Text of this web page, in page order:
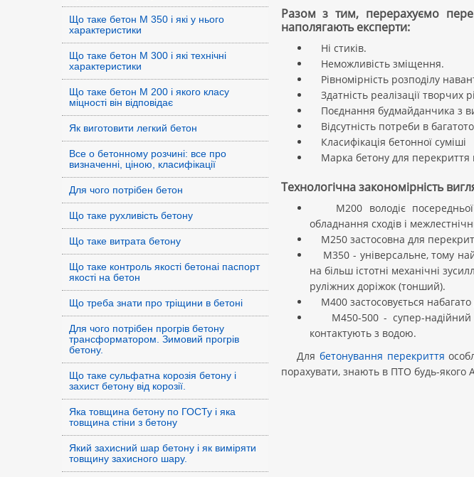
Що таке бетон М 350 і які у нього
характеристики
Що таке бетон М 300 і які технічні
характеристики
Що таке бетон М 200 і якого класу
міцності він відповідає
Як виготовити легкий бетон
Все о бетонному розчині: все про
визначенні, ціною, класифікації
Для чого потрібен бетон
Що таке рухливість бетону
Що таке витрата бетону
Що таке контроль якості бетонаі паспорт
якості на бетон
Що треба знати про тріщини в бетоні
Для чого потрібен прогрів бетону
трансформатором. Зимовий прогрів
бетону.
Що таке сульфатна корозія бетону і
захист бетону від корозії.
Яка товщина бетону по ГОСТу і яка
товщина стіни з бетону
Який захисний шар бетону і як виміряти
товщину захисного шару.
Разом з тим, перерахуємо
наполягають експерти:
Ні стиків.
Неможливість зміщення.
Рівномірність розподілу
Здатність реалізації творчих
Поєднання будмайданчика з
Відсутність потреби в
Класифікація бетонної суміші
Марка бетону для перекриття
Технологічна закономірність
М200 володіє посередньої
обладнання сходів і
М250 застосовна для
М350 - універсальне, тому
на більш істотні механічні
руліжних доріжок (тонший).
М400 застосовується
М450-500 - супер-надійний
контактують з водою.
Для бетонування перекриття
порахувати, знають в ПТО будь-якого